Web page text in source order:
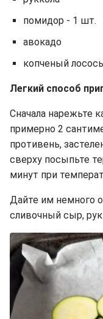
помидор - 1 шт.
авокадо
копченый
Легкий способ
Сначала нарежьте
примерно 2
противень,
сверху посыпьте
минут при
Дайте им немного
сливочный сыр,